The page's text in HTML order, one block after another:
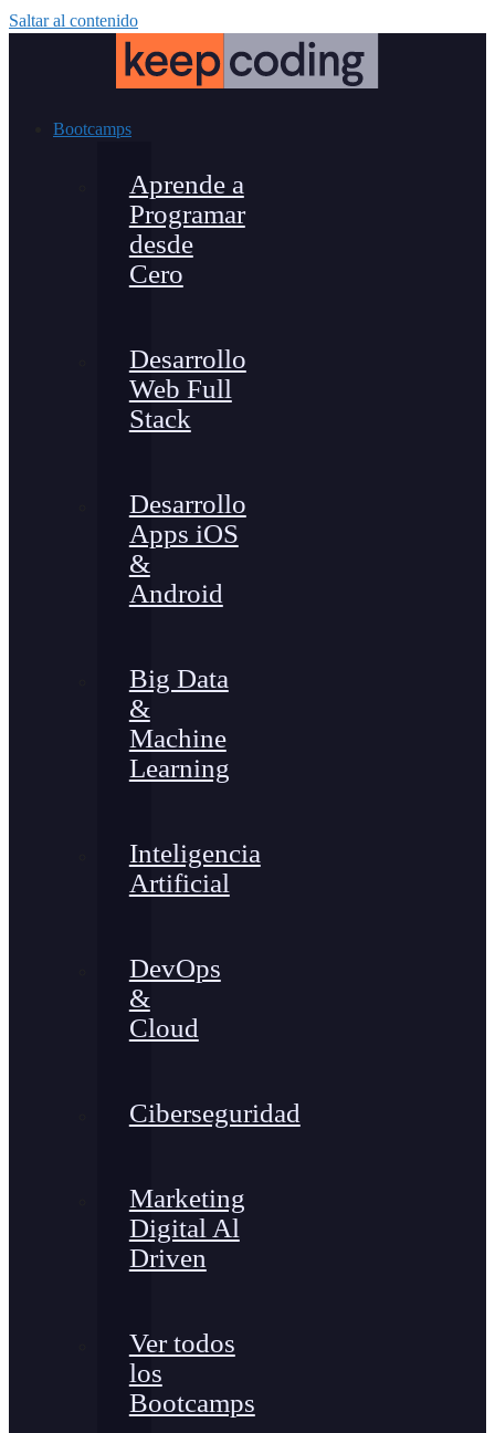
Saltar al contenido
Bootcamps
Aprende a
Programar
desde
Cero
Desarrollo
Web Full
Stack
Desarrollo
Apps iOS
&
Android
Big Data
&
Machine
Learning
Inteligencia
Artificial
DevOps
&
Cloud
Ciberseguridad
Marketing
Digital Al
Driven
Ver todos
los
Bootcamps